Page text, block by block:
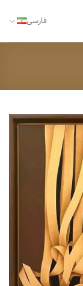
فارسی